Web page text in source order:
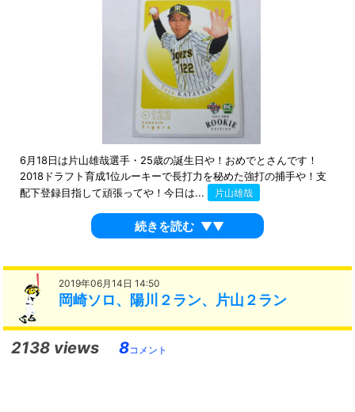
6月18日は片山雄哉選手・25歳の誕生日や！おめでとさんです！
2018ドラフト育成1位ルーキーで長打力を秘めた強打の捕手や！支
配下登録目指して頑張ってや！今日は...
片山雄哉
続きを読む ▼▼
2019年06月14日 14:50
岡崎ソロ、陽川２ラン、片山２ラン
2138 views 8コメント